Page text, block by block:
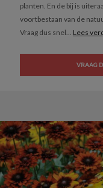
planten. En de bij is
voortbestaan van de
Vraag dus snel... Lees
VRAAG